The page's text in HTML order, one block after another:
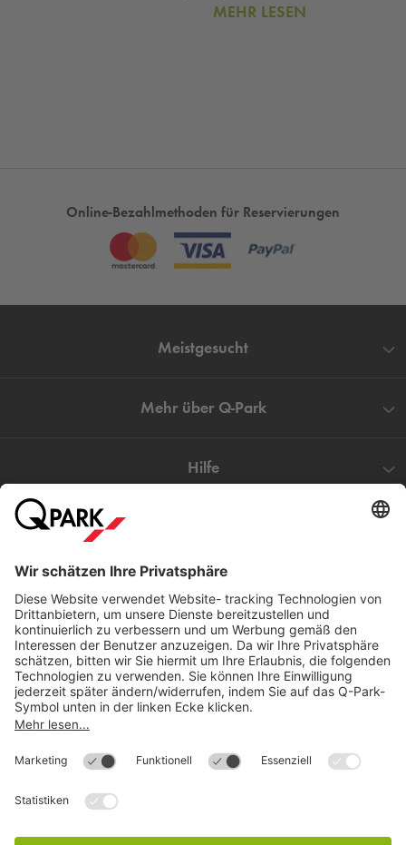
MEHR LESEN
Online-Bezahlmethoden für Reservierungen
Meistgesucht
Mehr über Q-Park
Hilfe
Download
©
Q-ParkDeutschland (2018)